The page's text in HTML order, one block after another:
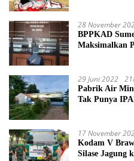
28 November
BPPKAD
Maksimalkan
29 Juni 2022
Pabrik Air
Tak Punya
17 November
Kodam V
Silase Jagung